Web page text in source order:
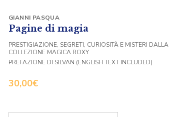
Pagine di magia
30,00€
GIANNI PASQUA
PRESTIGIAZIONE, SEGRETI, CURIOSITÀ E MISTERI DALLA
COLLEZIONE MAGICA ROXY
PREFAZIONE DI SILVAN (ENGLISH TEXT INCLUDED)